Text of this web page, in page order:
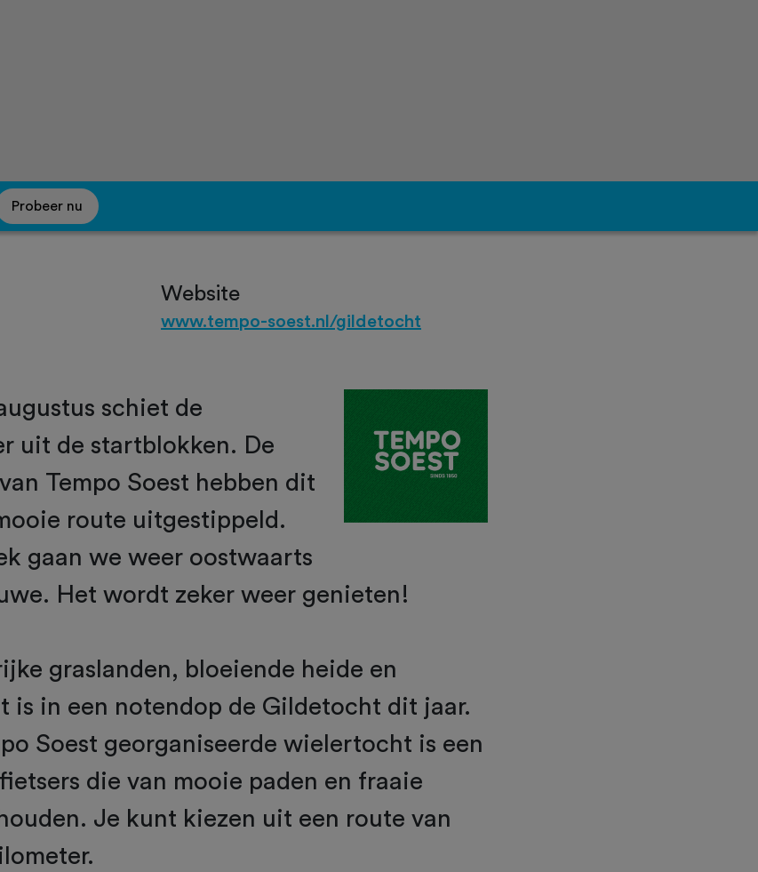
Probeer nu
Website
www.tempo-soest.nl/gildetocht
schiet de
uit de startblokken. De
Tempo Soest hebben dit
route uitgestippeld.
gaan we weer oostwaarts
Het wordt zeker weer genieten!
graslanden, bloeiende heide en
is in een notendop de Gildetocht dit jaar.
Soest georganiseerde wielertocht is een
die van mooie paden en fraaie
Je kunt kiezen uit een route van